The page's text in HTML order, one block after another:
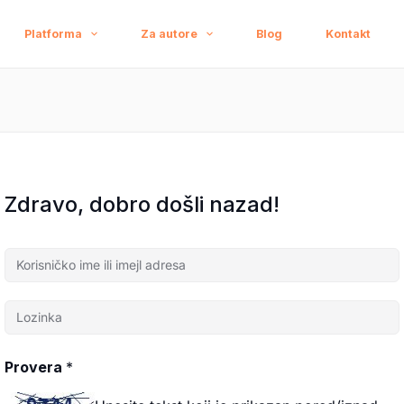
Platforma Za autore Blog Kontakt
Zdravo, dobro došli nazad!
Provera *